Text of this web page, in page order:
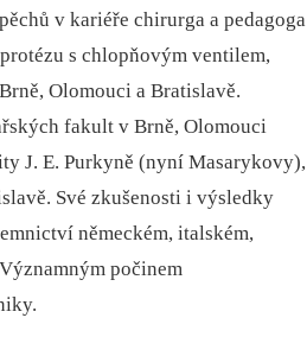
v kariéře chirurga a pedagoga
s chlopňovým ventilem,
Olomouci a Bratislavě.
fakult v Brně, Olomouci
J. E. Purkyně (nyní Masarykovy),
Své zkušenosti i výsledky
německém, italském,
počinem